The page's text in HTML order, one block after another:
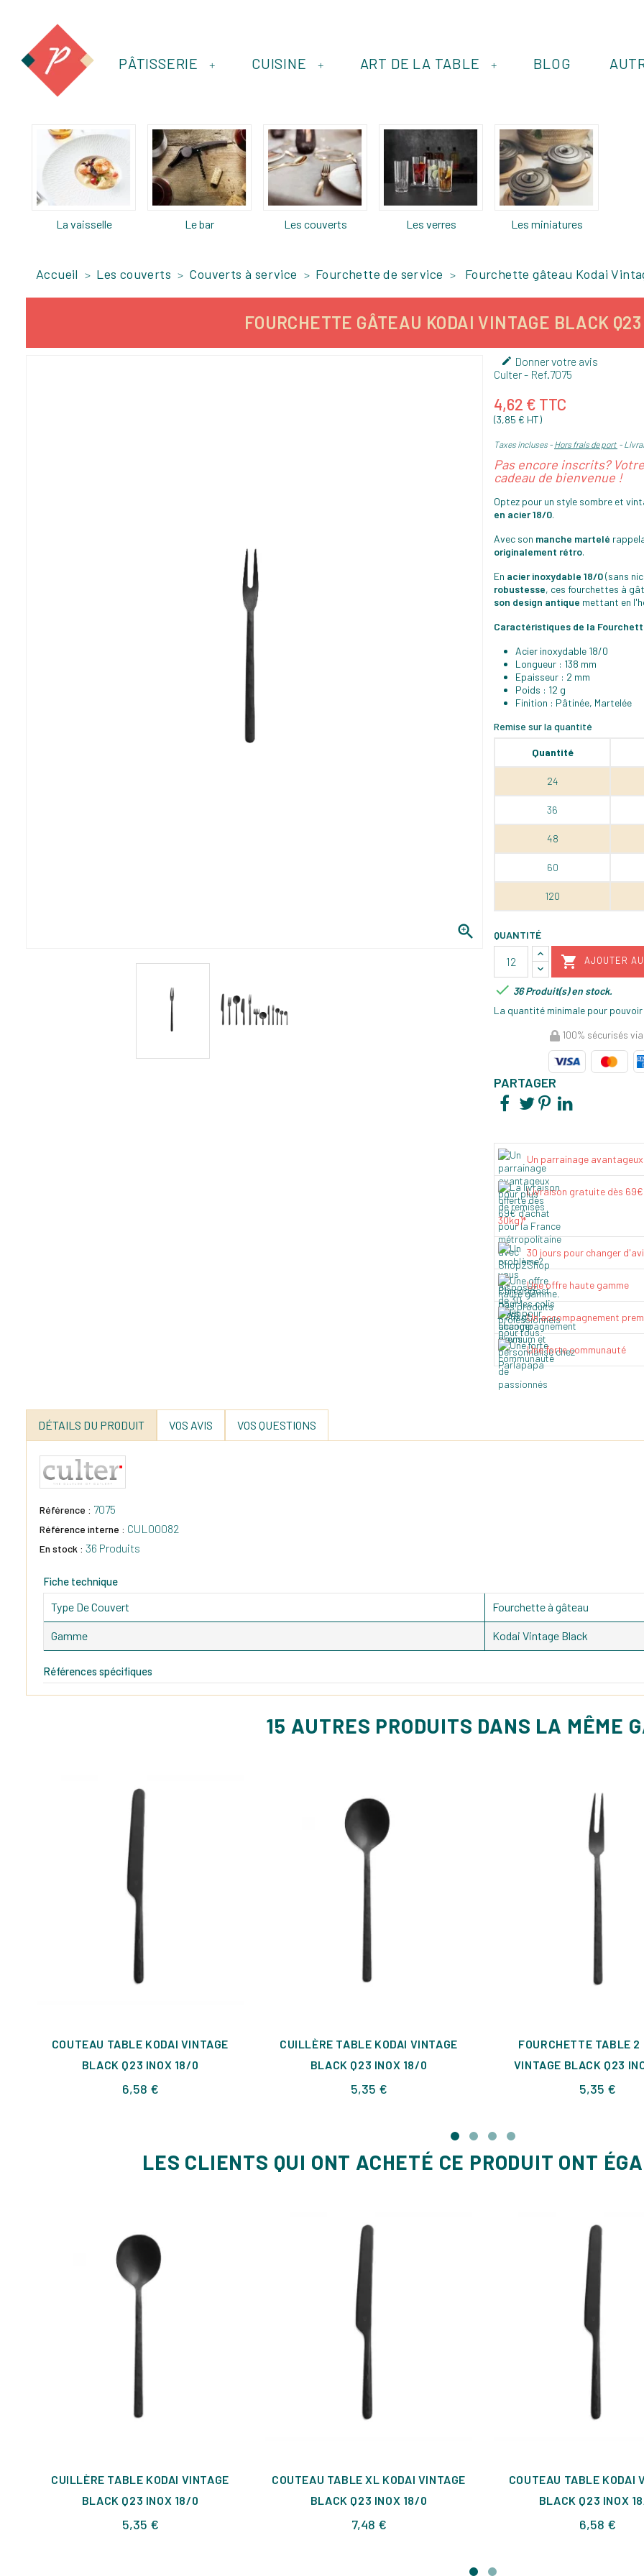
+
PÂTISSERIE +
CUISINE +
ART DE LA TABLE BLOG
La vaisselle Le bar Les couverts Les verres Les miniatures
Accueil Les couverts Couverts à service Fourchette de service Fourchette gâteau Kodai
FOURCHETTE GÂTEAU KODAI VINTAGE BLACK

 Donner votre avis
Culter- Ref. 7075
4,62 € TTC
(3,85 € HT)
Taxes incluses Hors frais de port
Pas encore inscrits?
cadeau de bienvenue !
Optez pour un style sombre et
en acier 18/0.
Avec son manche martelé
originalement rétro.
En acier inoxydable 18/0(sans
robustesse, ces fourchettes à
son design antique mettant en
Caractéristiques de la
Acier inoxydable 18/0
Longueur : 138 mm
Epaisseur : 2 mm
Poids : 12 g
Finition : Pâtinée, Martelée
Remise sur la quantité
Quantité
24
36
48
60
120
QUANTITÉ
 AJOUTER
 36 Produit(s) en stock.
La quantité minimale pour
100% sécurisés
PARTAGER
Un parrainage avantageux
Livraison gratuite dès
30kg)*
30 jours pour changer
Une offre haute gamme
Un accompagnement
Une forte communauté
DÉTAILS DU PRODUIT VOS AVIS VOS QUESTIONS
Référence : 7075
Référence interne : CUL00082
En stock : 36 Produits
Fiche technique
Type De Couvert Fourchette à gâteau
Gamme Kodai Vintage Black
Références spécifiques
15 AUTRES PRODUITS DANS LA MÊME
COUTEAU TABLE KODAI VINTAGE
BLACK Q23 INOX 18/0
6,58 €Prix
CUILLÈRE TABLE KODAI VINTAGE
BLACK Q23 INOX 18/0
5,35 €Prix
FOURCHETTE TABLE 2
VINTAGE BLACK Q23
5,35 €Prix
LES CLIENTS QUI ONT ACHETÉ CE PRODUIT ONT
CUILLÈRE TABLE KODAI VINTAGE
BLACK Q23 INOX 18/0
5,35 €Prix
COUTEAU TABLE XL KODAI VINTAGE
BLACK Q23 INOX 18/0
7,48 €Prix
COUTEAU TABLE KODAI
BLACK Q23 INOX
6,58 €Prix